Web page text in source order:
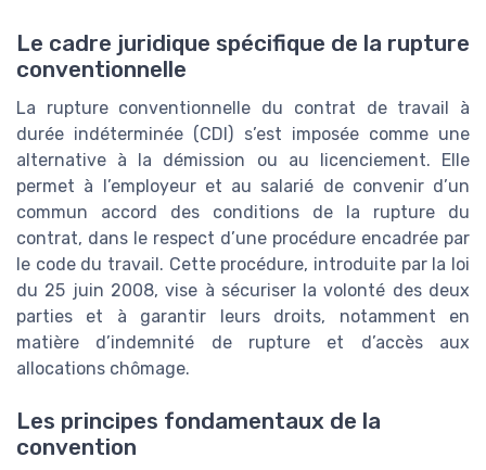
Le cadre juridique spécifique de la rupture
conventionnelle
La rupture conventionnelle du contrat de travail à
durée indéterminée (CDI) s’est imposée comme une
alternative à la démission ou au licenciement. Elle
permet à l’employeur et au salarié de convenir d’un
commun accord des conditions de la rupture du
contrat, dans le respect d’une procédure encadrée par
le code du travail. Cette procédure, introduite par la loi
du 25 juin 2008, vise à sécuriser la volonté des deux
parties et à garantir leurs droits, notamment en
matière d’indemnité de rupture et d’accès aux
allocations chômage.
Les principes fondamentaux de la
convention